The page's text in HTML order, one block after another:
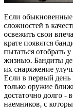
Если
сложностей в
освежить свои
крате появятся
пытаться отобрать
жизнью. Бандиты
их снаряжение
Если в первый день
только оружие
достаточно долго -
наемников, с